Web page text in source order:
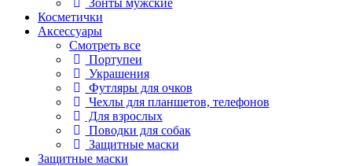
Зонты мужские
Косметички
Аксессуары
Смотреть все
Портупеи
Украшения
Футляры для очков
Чехлы для планшетов, телефонов
Для взрослых
Поводки для собак
Защитные маски
Защитные маски